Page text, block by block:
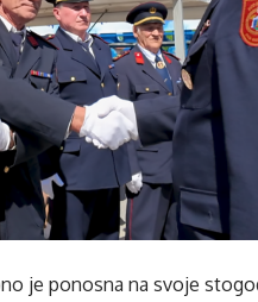
je ponosna na svoje